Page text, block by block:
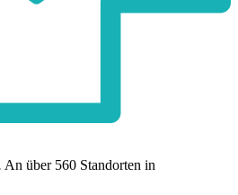
An über 560 Standorten in